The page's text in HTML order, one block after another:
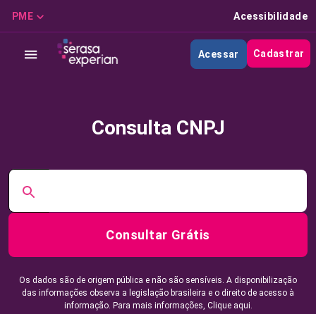
PME Acessibilidade
Acessar Cadastrar
Consulta CNPJ
Consultar Grátis
Os dados são de origem pública e não são sensíveis. A disponibilização
das informações observa a legislação brasileira e o direito de acesso à
informação. Para mais informações, Clique aqui.